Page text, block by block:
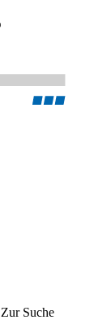
Zur Suche